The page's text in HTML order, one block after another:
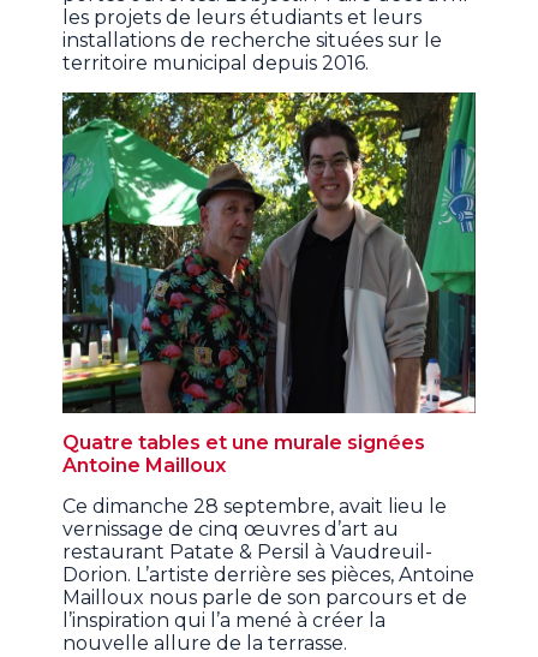
les projets de leurs étudiants et leurs
installations de recherche situées sur le
territoire municipal depuis 2016.
Quatre tables et une murale signées
Antoine Mailloux
Ce dimanche 28 septembre, avait lieu le
vernissage de cinq œuvres d’art au
restaurant Patate & Persil à Vaudreuil-
Dorion. L’artiste derrière ses pièces, Antoine
Mailloux nous parle de son parcours et de
l’inspiration qui l’a mené à créer la
nouvelle allure de la terrasse.